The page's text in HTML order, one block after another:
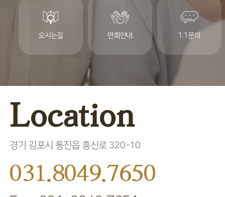
오시는길 면회안내 1:1문의
Location
경기 김포시 통진읍 흥신로 320-10
031.8049.7650